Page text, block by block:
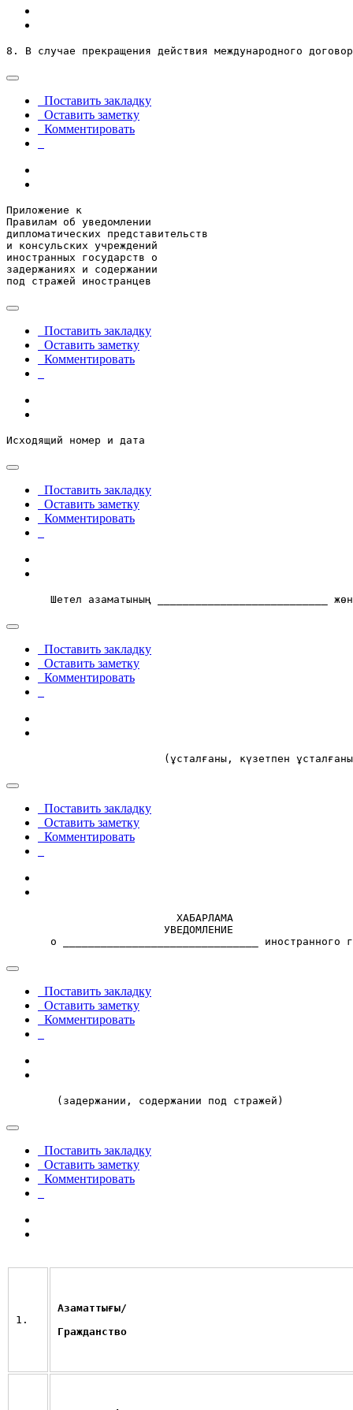
8. В случае прекращения действия международного
Поставить закладку
Оставить заметку
Комментировать
Приложение к
Правилам об уведомлении
дипломатических представительств
и консульских учреждений
иностранных государств о
задержаниях и содержании
под стражей иностранцев
Поставить закладку
Оставить заметку
Комментировать
Исходящий номер и дата
Поставить закладку
Оставить заметку
Комментировать
Шетел азаматының ___________________________
Поставить закладку
Оставить заметку
Комментировать
(ұсталғаны, күзетпен
Поставить закладку
Оставить заметку
Комментировать
                           ХАБАРЛАМА
                         УВЕДОМЛЕНИЕ
о _______________________________ иностранного
Поставить закладку
Оставить заметку
Комментировать
        (задержании, содержании под стражей)
Поставить закладку
Оставить заметку
Комментировать
1.
Азаматтығы/
Гражданство